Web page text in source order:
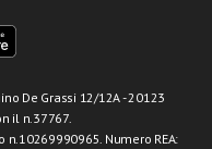
De Grassi 12/12A - 20123
il n.37767.
n.10269990965. Numero REA: